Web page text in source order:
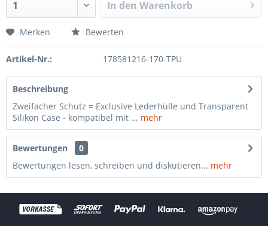
In den Warenkorb
Merken Bewerten
Artikel-Nr.: 178581216-170-TPU
Beschreibung
Zweifacher Schutz = Exclusive Lederhülle und Transparent
Silikon Case - kompatibel mit ... mehr
Bewertungen
0
Bewertungen lesen, schreiben und diskutieren... mehr